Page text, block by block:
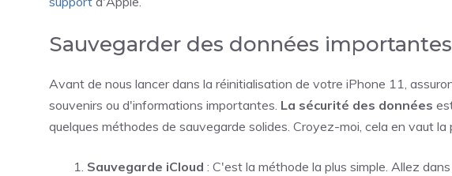
Sauvegarder des données importantes
Avant de nous lancer dans la réinitialisation de votre iPhone 11,
souvenirs ou d'informations importantes. La sécurité des données
quelques méthodes de sauvegarde solides. Croyez-moi, cela en vaut la
Sauvegarde iCloud : C'est la méthode la plus simple. Allez